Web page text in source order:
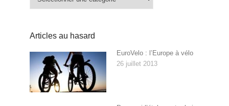
Articles au hasard
EuroVelo : l’Europe à vélo
26 juillet 2013